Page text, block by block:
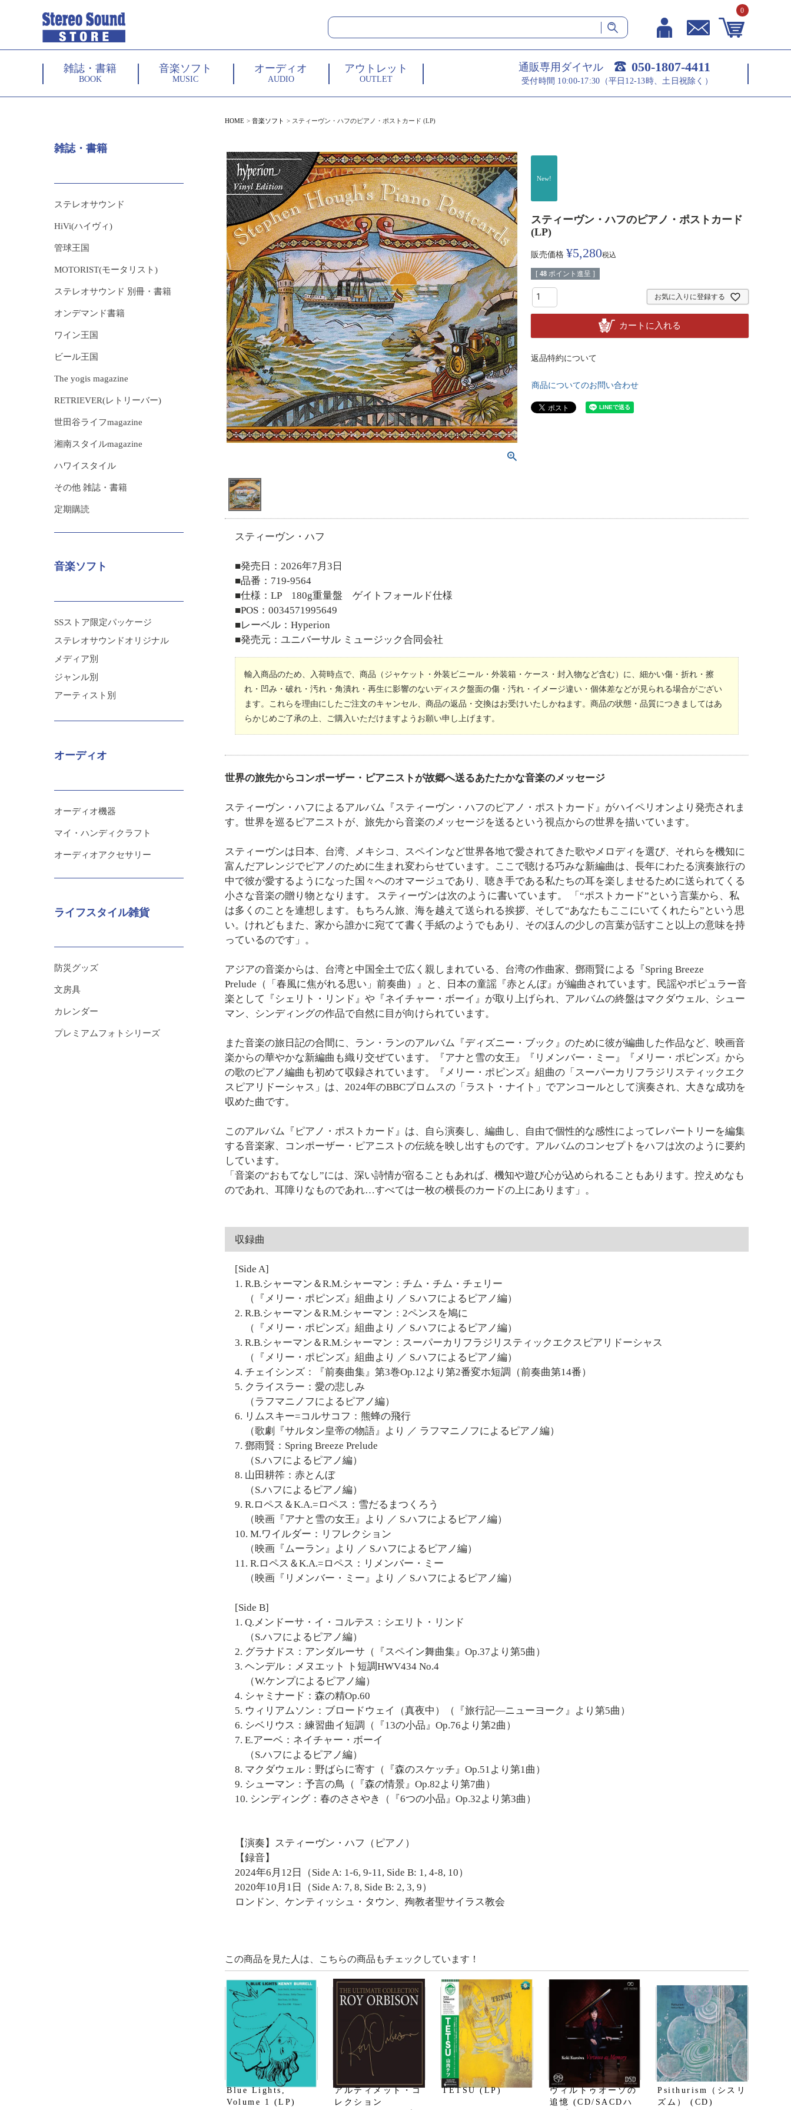
0
雑誌・書籍
BOOK
音楽ソフト
MUSIC
オーディオ
AUDIO
アウトレット
OUTLET
通販専用ダイヤル 050-1807-4411
受付時間 10:00-17:30（平日12-13時、土日祝除く）
雑誌・書籍
ステレオサウンド
HiVi(ハイヴィ)
管球王国
MOTORIST(モータリスト)
ステレオサウンド 別冊・書籍
オンデマンド書籍
ワイン王国
ビール王国
The yogis magazine
RETRIEVER(レトリーバー)
世田谷ライフmagazine
湘南スタイルmagazine
ハワイスタイル
その他 雑誌・書籍
定期購読
音楽ソフト
SSストア限定パッケージ
ステレオサウンドオリジナル
メディア別
ジャンル別
アーティスト別
オーディオ
オーディオ機器
マイ・ハンディクラフト
オーディオアクセサリー
ライフスタイル雑貨
防災グッズ
文房具
カレンダー
プレミアムフォトシリーズ
HOME 音楽ソフト スティーヴン・ハフのピアノ・ポストカード (LP)
New!
スティーヴン・ハフのピアノ・ポストカード
(LP)
販売価格 ¥5,280税込
[ 48 ポイント進呈 ]
お気に入りに登録する
カートに入れる
返品特約について
商品についてのお問い合わせ
スティーヴン・ハフ
■発売日：2026年7月3日
■品番：719-9564
■仕様：LP 180g重量盤 ゲイトフォールド仕様
■POS：0034571995649
■レーベル：Hyperion
■発売元：ユニバーサル ミュージック合同会社
輸入商品のため、入荷時点で、商品（ジャケット・外装ビニール・外装箱・ケース・封入物など含む）に、細かい傷・折れ・擦
れ・凹み・破れ・汚れ・角潰れ・再生に影響のないディスク盤面の傷・汚れ・イメージ違い・個体差などが見られる場合がござい
ます。これらを理由にしたご注文のキャンセル、商品の返品・交換はお受けいたしかねます。商品の状態・品質につきましてはあ
らかじめご了承の上、ご購入いただけますようお願い申し上げます。
世界の旅先からコンポーザー・ピアニストが故郷へ送るあたたかな音楽のメッセージ
スティーヴン・ハフによるアルバム『スティーヴン・ハフのピアノ・ポストカード』がハイペリオンより発売されま
す。世界を巡るピアニストが、旅先から音楽のメッセージを送るという視点からの世界を描いています。
スティーヴンは日本、台湾、メキシコ、スペインなど世界各地で愛されてきた歌やメロディを選び、それらを機知に
富んだアレンジでピアノのために生まれ変わらせています。ここで聴ける巧みな新編曲は、長年にわたる演奏旅行の
中で彼が愛するようになった国々へのオマージュであり、聴き手である私たちの耳を楽しませるために送られてくる
小さな音楽の贈り物となります。 スティーヴンは次のように書いています。 「“ポストカード”という言葉から、私
は多くのことを連想します。もちろん旅、海を越えて送られる挨拶、そして“あなたもここにいてくれたら”という思
い。けれどもまた、家から誰かに宛てて書く手紙のようでもあり、そのほんの少しの言葉が話すこと以上の意味を持
っているのです」。
アジアの音楽からは、台湾と中国全土で広く親しまれている、台湾の作曲家、鄧雨賢による『Spring Breeze
Prelude（「春風に焦がれる思い」前奏曲）』と、日本の童謡『赤とんぼ』が編曲されています。民謡やポピュラー音
楽として『シェリト・リンド』や『ネイチャー・ボーイ』が取り上げられ、アルバムの終盤はマクダウェル、シュー
マン、シンディングの作品で自然に目が向けられています。
また音楽の旅日記の合間に、ラン・ランのアルバム『ディズニー・ブック』のために彼が編曲した作品など、映画音
楽からの華やかな新編曲も織り交ぜています。『アナと雪の女王』『リメンバー・ミー』『メリー・ポピンズ』から
の歌のピアノ編曲も初めて収録されています。『メリー・ポピンズ』組曲の「スーパーカリフラジリスティックエク
スピアリドーシャス」は、2024年のBBCプロムスの「ラスト・ナイト」でアンコールとして演奏され、大きな成功を
収めた曲です。
このアルバム『ピアノ・ポストカード』は、自ら演奏し、編曲し、自由で個性的な感性によってレパートリーを編集
する音楽家、コンポーザー・ピアニストの伝統を映し出すものです。アルバムのコンセプトをハフは次のように要約
しています。
「音楽の“おもてなし”には、深い詩情が宿ることもあれば、機知や遊び心が込められることもあります。控えめなも
のであれ、耳障りなものであれ…すべては一枚の横長のカードの上にあります」。
収録曲
[Side A]
1. R.B.シャーマン＆R.M.シャーマン：チム・チム・チェリー
（『メリー・ポピンズ』組曲より ／ S.ハフによるピアノ編）
2. R.B.シャーマン＆R.M.シャーマン：2ペンスを鳩に
（『メリー・ポピンズ』組曲より ／ S.ハフによるピアノ編）
3. R.B.シャーマン＆R.M.シャーマン：スーパーカリフラジリスティックエクスピアリドーシャス
（『メリー・ポピンズ』組曲より ／ S.ハフによるピアノ編）
4. チェイシンズ：『前奏曲集』第3巻Op.12より第2番変ホ短調（前奏曲第14番）
5. クライスラー：愛の悲しみ
（ラフマニノフによるピアノ編）
6. リムスキー=コルサコフ：熊蜂の飛行
（歌劇『サルタン皇帝の物語』より ／ ラフマニノフによるピアノ編）
7. 鄧雨賢：Spring Breeze Prelude
（S.ハフによるピアノ編）
8. 山田耕筰：赤とんぼ
（S.ハフによるピアノ編）
9. R.ロペス＆K.A.=ロペス：雪だるまつくろう
（映画『アナと雪の女王』より ／ S.ハフによるピアノ編）
10. M.ワイルダー：リフレクション
（映画『ムーラン』より ／ S.ハフによるピアノ編）
11. R.ロペス＆K.A.=ロペス：リメンバー・ミー
（映画『リメンバー・ミー』より ／ S.ハフによるピアノ編）
[Side B]
1. Q.メンドーサ・イ・コルテス：シエリト・リンド
（S.ハフによるピアノ編）
2. グラナドス：アンダルーサ（『スペイン舞曲集』Op.37より第5曲）
3. ヘンデル：メヌエット ト短調HWV434 No.4
（W.ケンプによるピアノ編）
4. シャミナード：森の精Op.60
5. ウィリアムソン：ブロードウェイ（真夜中）（『旅行記―ニューヨーク』より第5曲）
6. シベリウス：練習曲イ短調（『13の小品』Op.76より第2曲）
7. E.アーベ：ネイチャー・ボーイ
（S.ハフによるピアノ編）
8. マクダウェル：野ばらに寄す（『森のスケッチ』Op.51より第1曲）
9. シューマン：予言の鳥（『森の情景』Op.82より第7曲）
10. シンディング：春のささやき（『6つの小品』Op.32より第3曲）
【演奏】スティーヴン・ハフ（ピアノ）
【録音】
2024年6月12日（Side A: 1-6, 9-11, Side B: 1, 4-8, 10）
2020年10月1日（Side A: 7, 8, Side B: 2, 3, 9）
ロンドン、ケンティッシュ・タウン、殉教者聖サイラス教会
この商品を見た人は、こちらの商品もチェックしています！
Blue Lights,
Volume 1 (LP)
アルティメット・コ
レクション
TETSU (LP)
ヴィルトゥオーゾの
追憶 (CD/SACDハ
Psithurism（シスリ
ズム） (CD)